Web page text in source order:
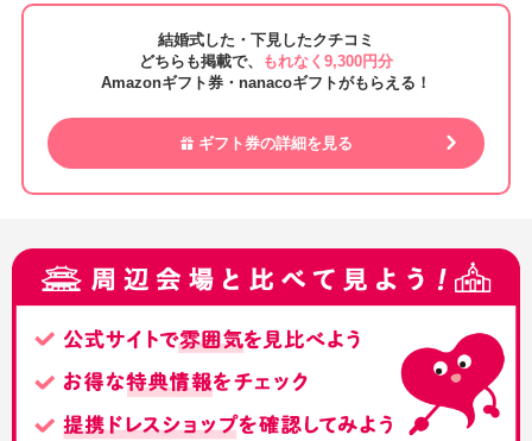
結婚式した・下見したクチコミ
どちらも掲載で、
もれなく9,300円分
Amazonギフト券・nanacoギフトがもらえる！
ギフト券の詳細を見る